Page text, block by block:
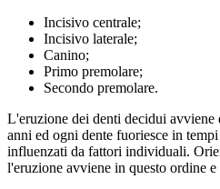
Incisivo centrale;
Incisivo laterale;
Canino;
Primo premolare;
Secondo premolare.
L'eruzione dei denti decidui avviene
anni ed ogni dente fuoriesce in
influenzati da fattori individuali.
l'eruzione avviene in questo ordine